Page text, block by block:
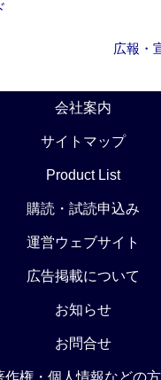
広報・
会社案内
サイトマップ
Product List
購読・試読申込み
運営ウェブサイト
広告掲載について
お知らせ
お問合せ